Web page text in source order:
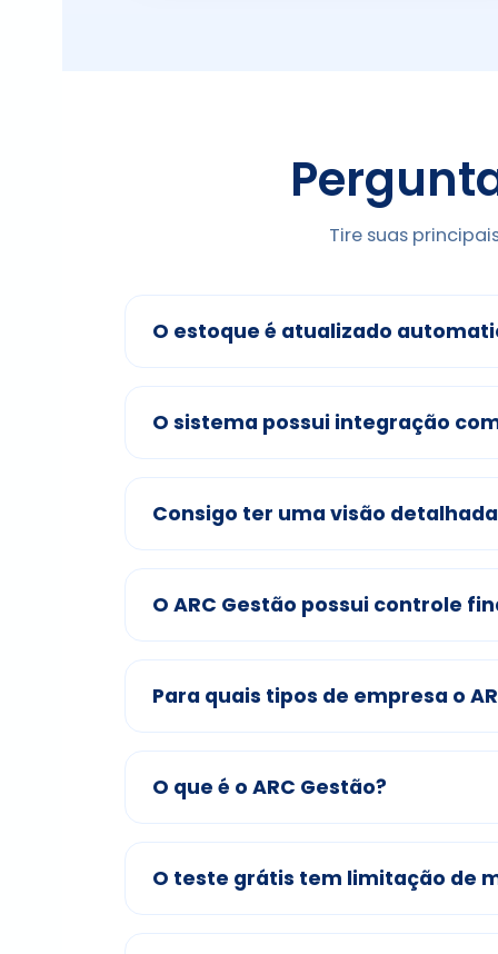
Tire suas
O estoque é atualizado
O sistema possui integração
Consigo ter uma visão
O ARC Gestão possui controle
Para quais tipos de empresa o
O que é o ARC Gestão?
O teste grátis tem limitação de